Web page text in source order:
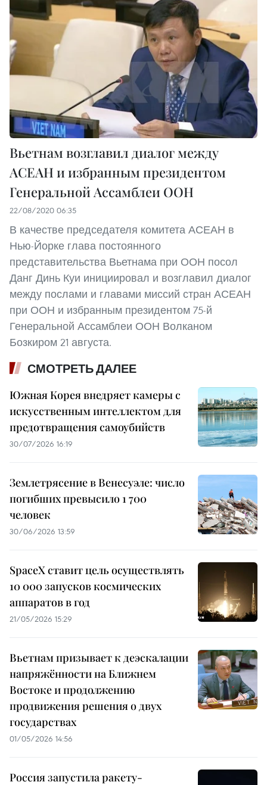
Вьетнам возглавил диалог между
АСЕАН и избранным президентом
Генеральной Ассамблеи ООН
22/08/2020 06:35
В качестве председателя комитета АСЕАН в
Нью-Йорке глава постоянного
представительства Вьетнама при ООН посол
Данг Динь Куи инициировал и возглавил диалог
между послами и главами миссий стран АСЕАН
при ООН и избранным президентом 75-й
Генеральной Ассамблеи ООН Волканом
Бозкиром 21 августа.
СМОТРЕТЬ ДАЛЕЕ
Южная Корея внедряет камеры с
искусственным интеллектом для
предотвращения самоубийств
30/07/2026 16:19
Землетрясение в Венесуэле: число
погибших превысило 1 700
человек
30/06/2026 13:59
SpaceX ставит цель осуществлять
10 000 запусков космических
аппаратов в год
21/05/2026 15:29
Вьетнам призывает к деэскалации
напряжённости на Ближнем
Востоке и продолжению
продвижения решения о двух
государствах
01/05/2026 14:56
Россия запустила ракету-